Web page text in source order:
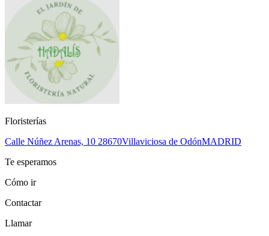
Floristerías
Calle Núñez Arenas, 10 28670Villaviciosa de OdónMADRID
Te esperamos
Cómo ir
Contactar
Llamar